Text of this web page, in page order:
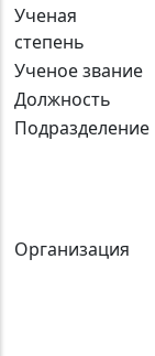
Ученая
степень
Ученое звание
Должность
Подразделение
Организация